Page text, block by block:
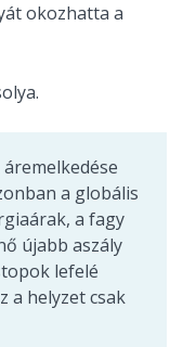
okozhatta a
a globális
a fagy
újabb aszály
lefelé
a helyzet csak